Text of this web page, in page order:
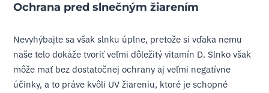
Ochrana pred slnečným žiarením
Nevyhýbajte sa však slnku úplne, pretože si vďaka nemu
naše telo dokáže tvoriť veľmi dôležitý vitamín D. Slnko však
môže mať bez dostatočnej ochrany aj veľmi negatívne
účinky, a to práve kvôli UV žiareniu, ktoré je schopné